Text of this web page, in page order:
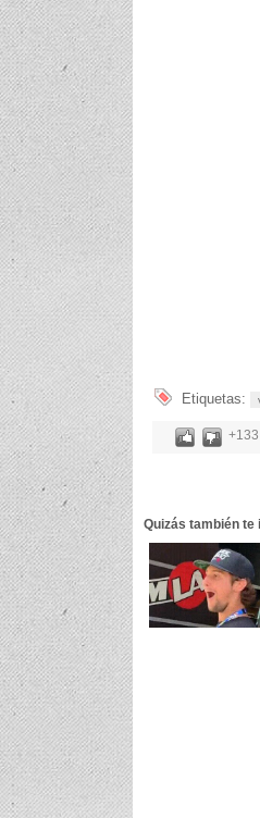
Etiquetas:
Quizás también te